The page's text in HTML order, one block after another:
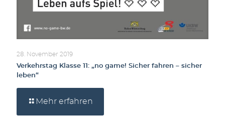
28. November 2019
Verkehrstag Klasse 11: „no game! Sicher fahren – sicher
leben“
Mehr erfahren